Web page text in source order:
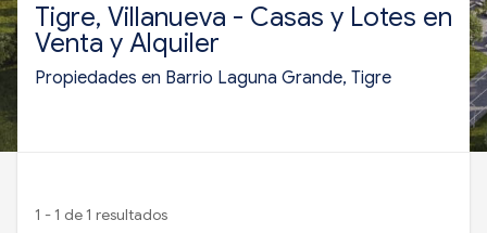
Tigre, Villanueva - Casas y Lotes en
Venta y Alquiler
Propiedades en Barrio Laguna Grande, Tigre
1 - 1 de 1 resultados